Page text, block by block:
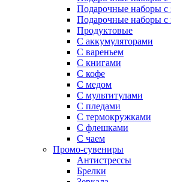
Подарочные наборы с
Подарочные наборы с
Продуктовые
С аккумуляторами
С вареньем
С книгами
С кофе
С медом
С мультитулами
С пледами
С термокружками
С флешками
С чаем
Промо-сувениры
Антистрессы
Брелки